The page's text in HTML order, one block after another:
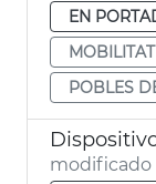
EN
MOBILITAT
POBLES
modificado